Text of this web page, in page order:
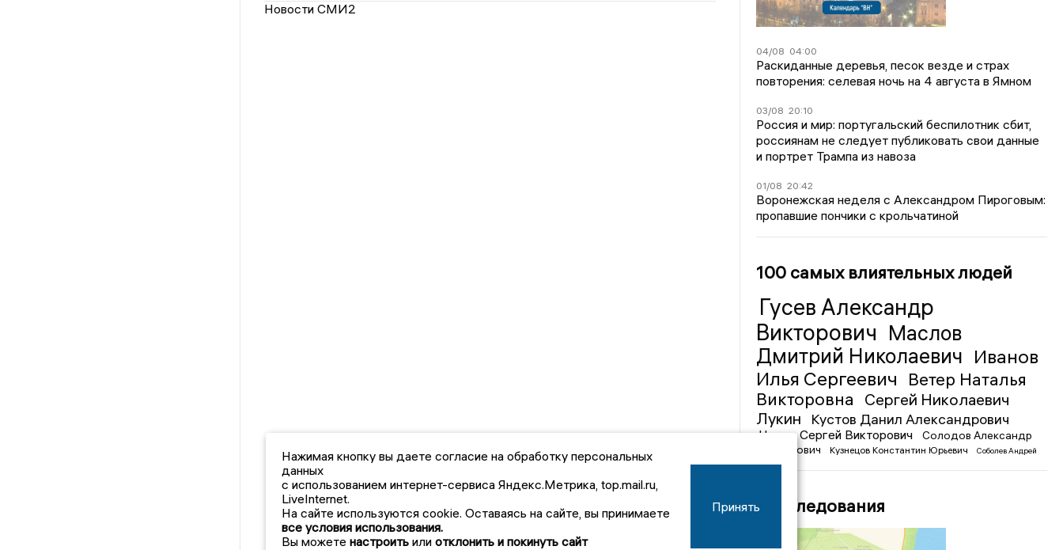
Новости СМИ2
04/08 04:00
Раскиданные деревья, песок везде и страх
повторения: селевая ночь на 4 августа в Ямном
03/08 20:10
Россия и мир: португальский беспилотник сбит,
россиянам не следует публиковать свои данные
и портрет Трампа из навоза
01/08 20:42
Воронежская неделя с Александром Пироговым:
пропавшие пончики с крольчатиной
100 самых влиятельных людей
Гусев Александр
Викторович Маслов
Дмитрий Николаевич Иванов
Илья Сергеевич
Ветер Наталья
Викторовна
Сергей Николаевич
Лукин
Кустов Данил Александрович
Чижов Сергей Викторович
Солодов Александр
Михайлович
Кузнецов Константин Юрьевич
Соболев Андрей
Иванович
Расследования
Нажимая кнопку вы даете согласие на обработку персональных
данных
с использованием интернет-сервиса Яндекс.Метрика, top.mail.ru,
LiveInternet.
На сайте используются cookie. Оставаясь на сайте, вы принимаете
все условия использования.
Вы можете настроить или отклонить и покинуть сайт
Принять